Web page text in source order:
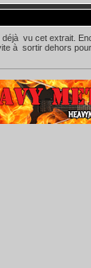
déjà vu cet extrait.
à sortir dehors